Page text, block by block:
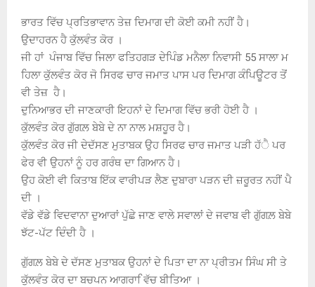
ਭਾਰਤ ਵਿੱਚ ਪ੍ਰਤਿਭਾਵਾਨ ਤੇਜ਼ ਦਿਮਾਗ ਦੀ ਕੋਈ ਕਮੀ ਨਹੀਂ ਹੈ।
ਉਦਾਹਰਨ ਹੈ ਕੁੱਲਵੰਤ ਕੋਰ ।
ਜੀ ਹਾਂ ਪੰਜਾਬ ਵਿੱਚ ਜਿਲਾ ਫਤਿਹਗੜ ਦੇਪਿੰਡ ਮਨੈਲਾ ਨਿਵਾਸੀ 55 ਸਾਲਾ ਮ
ਹਿਲਾ ਕੁੱਲਵੰਤ ਕੋਰ ਜੋ ਸਿਰਫ ਚਾਰ ਜਮਾਤ ਪਾਸ ਪਰ ਦਿਮਾਗ ਕੰਪਿਊਟਰ ਤੋਂ
ਵੀ ਤੇਜ਼ ਹੈ।
ਦੁਨਿਆਭਰ ਦੀ ਜਾਣਕਾਰੀ ਇਹਨਾਂ ਦੇ ਦਿਮਾਗ ਵਿੱਚ ਭਰੀ ਹੋਈ ਹੈ ।
ਕੁੱਲਵੰਤ ਕੋਰ ਗੁੱਗਲ਼ ਬੇਬੇ ਦੇ ਨਾ ਨਾਲ ਮਸ਼ਹੂਰ ਹੈ।
ਕੁੱਲਵੰਤ ਕੋਰ ਜੀ ਦੇਦੱਸਣ ਮੁਤਾਬਕ ਉਹ ਸਿਰਫ ਚਾਰ ਜਮਾਤ ਪੜੀ ਹੱੈ ਪਰ
ਫੇਰ ਵੀ ਉਹਨਾਂ ਨੂੰ ਹਰ ਗਰੰਥ ਦਾ ਗਿਆਨ ਹੈ।
ਉਹ ਕੋਈ ਵੀ ਕਿਤਾਬ ਇੱਕ ਵਾਰੀਪੜ ਲੈਣ ਦੁਬਾਰਾ ਪੜਨ ਦੀ ਜ਼ਰੂਰਤ ਨਹੀਂ ਪੈ
ਦੀ ।
ਵੱਡੇ ਵੱਡੇ ਵਿਦਵਾਨਾ ਦੁਆਰਾਂ ਪੁੱਛੇ ਜਾਣ ਵਾਲੇ ਸਵਾਲਾਂ ਦੇ ਜਵਾਬ ਵੀ ਗੁੱਗਲ਼ ਬੇਬੇ
ਝੱਟ-ਪੱਟ ਦਿੰਦੀ ਹੈ ।
ਗੁੱਗਲ਼ ਬੇਬੇ ਦੇ ਦੱਸਣ ਮੁਤਾਬਕ ਉਹਨਾਂ ਦੇ ਪਿਤਾ ਦਾ ਨਾ ਪ੍ਰੀਤਮ ਸਿੰਘ ਸੀ ਤੇ
ਕੁੱਲਵੰਤ ਕੋਰ ਦਾ ਬਚਪਨ ਆਗਰਾ ਿਵੱਚ ਬੀਤਿਆ ।